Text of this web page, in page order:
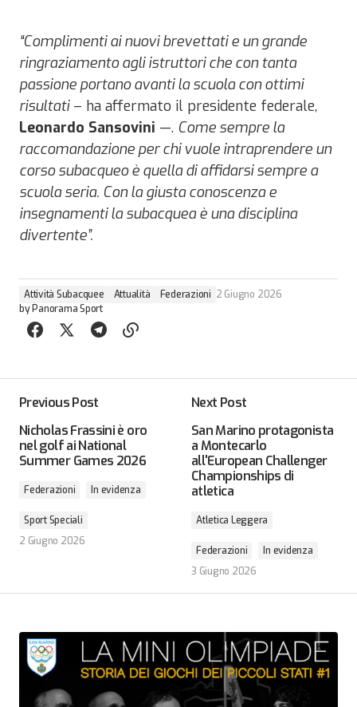
“Complimenti ai nuovi brevettati e un grande
ringraziamento agli istruttori che con tanta
passione portano avanti la scuola con ottimi
risultati– ha affermato il presidente federale,
Leonardo Sansovini —. Come sempre la
raccomandazione per chi vuole intraprendere un
corso subacqueo è quella di affidarsi sempre a
scuola seria. Con la giusta conoscenza e
insegnamenti la subacquea è una disciplina
divertente”.
Attività Subacquee Attualità Federazioni 2 Giugno 2026
byPanorama Sport
Previous Post
Nicholas Frassini è oro
nel golf ai National
Summer Games 2026
Federazioni In evidenza
Sport Speciali
2 Giugno 2026
Next Post
San Marino protagonista
a Montecarlo
all'European Challenger
Championships di
atletica
Atletica Leggera
Federazioni
In evidenza
3 Giugno 2026